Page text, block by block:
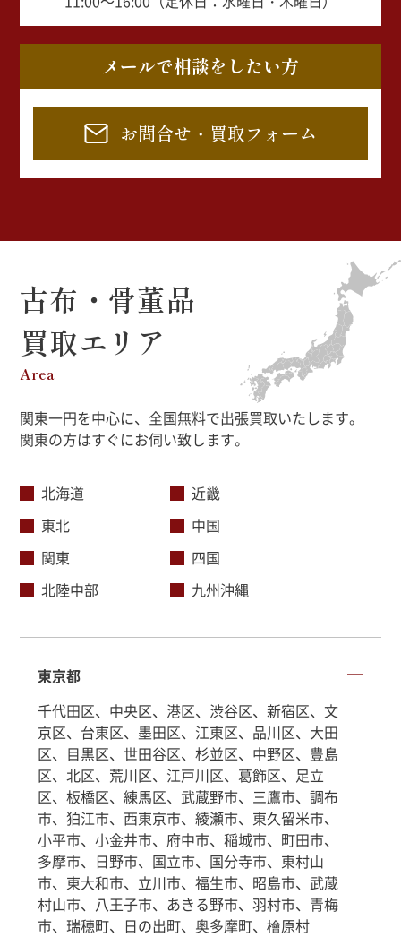
メールで相談をしたい方
お問合せ・買取フォーム
古布・骨董品
買取エリア
Area
関東一円を中心に、全国無料で出張買取いたします。
関東の方はすぐにお伺い致します。
北海道
東北
関東
北陸中部
近畿
中国
四国
九州沖縄
東京都
千代田区、中央区、港区、渋谷区、新宿区、文
京区、台東区、墨田区、江東区、品川区、大田
区、目黒区、世田谷区、杉並区、中野区、豊島
区、北区、荒川区、江戸川区、葛飾区、足立
区、板橋区、練馬区、武蔵野市、三鷹市、調布
市、狛江市、西東京市、綾瀬市、東久留米市、
小平市、小金井市、府中市、稲城市、町田市、
多摩市、日野市、国立市、国分寺市、東村山
市、東大和市、立川市、福生市、昭島市、武蔵
村山市、八王子市、あきる野市、羽村市、青梅
市、瑞穂町、日の出町、奥多摩町、檜原村